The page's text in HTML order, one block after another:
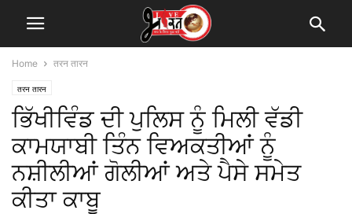
Home तरन तारन
तरन तारन
ਭਿੱਖੀਵਿੰਡ ਦੀ ਪੁਲਿਸ ਨੂੰ ਮਿਲੀ ਵੱਡੀ
ਕਾਮਯਾਬੀ ਤਿੰਨ ਵਿਅਕਤੀਆਂ ਨੂੰ
ਨਸ਼ੀਲੀਆਂ ਗੋਲੀਆਂ ਅਤੇ ਪੈਸੇ ਸਮੇਤ
ਕੀਤਾ ਕਾਬੂ